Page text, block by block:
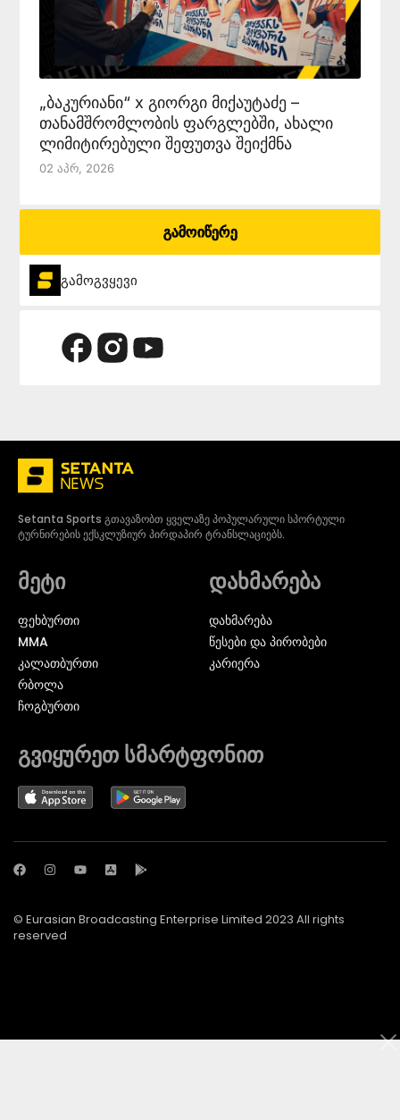
„ბაკურიანი“ x გიორგი მიქაუტაძე –
თანამშრომლობის ფარგლებში, ახალი
ლიმიტირებული შეფუთვა შეიქმნა
02 Აპრ, 2026
გამოიწერე
გამოგვყევი
Setanta Sports გთავაზობთ ყველაზე პოპულარული სპორტული
ტურნირების ექსკლუზიურ პირდაპირ ტრანსლაციებს.
მეტი
ᲤᲔᲮᲑᲣᲠᲗᲘ
MMA
ᲙᲐᲚᲐᲗᲑᲣᲠᲗᲘ
ᲠᲑᲝᲚᲐ
ᲩᲝᲒᲑᲣᲠᲗᲘ
დახმარება
დახმარება
წესები და პირობები
კარიერა
გვიყურეთ სმარტფონით
© Eurasian Broadcasting Enterprise Limited 2023 All rights
reserved